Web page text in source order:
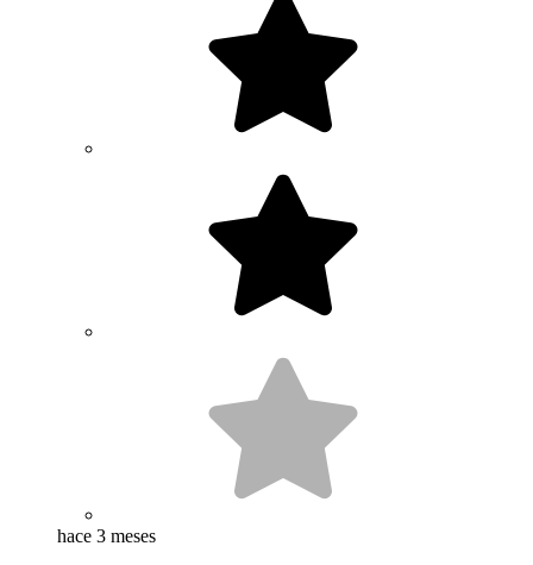
hace 3 meses